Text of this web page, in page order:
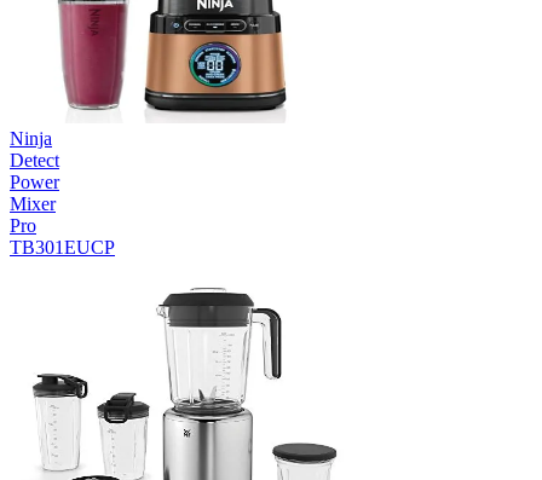
Ninja
Detect
Power
Mixer
Pro
TB301EUCP